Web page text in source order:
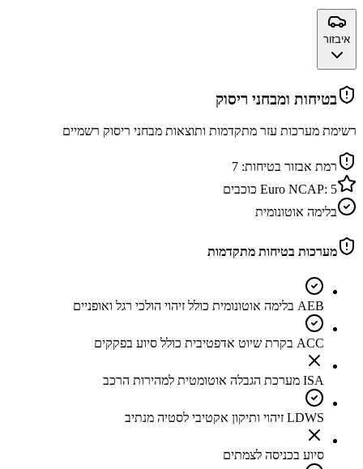
איבזור
בטיחות ומבחני ריסוק
רשימת מערכות עזר מתקדמות ותוצאות מבחני ריסוק רשמיים
רמת אבזור בטיחות: 7
Euro NCAP: 5
כוכבים
בלימה אוטונומית
מערכות בטיחות מתקדמות
AEB בלימה אוטונומית כולל זיהוי הולכי רגל ואופניים
ACC בקרת שיוט אדפטיבית כולל סיוע בפקקים
ISA מערכת הגבלה אוטומטית למהירות הרכב
LDWS זיהוי ותיקון אקטיבי לסטיה מנתיב
סיוע בכניסה לצמתים